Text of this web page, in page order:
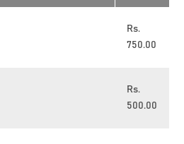
Rs.
750.00
Rs.
500.00